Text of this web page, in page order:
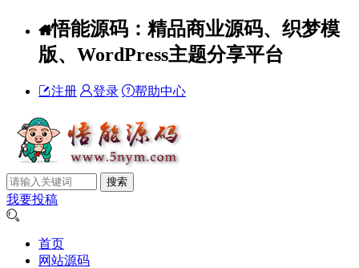
悟能源码：精品商业源码、织梦模
版、WordPress主题分享平台
注册 登录 帮助中心
我要投稿
首页
网站源码